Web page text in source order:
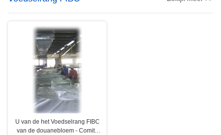
U van de het Voedselrang FIBC
van de douanebloem - Comité